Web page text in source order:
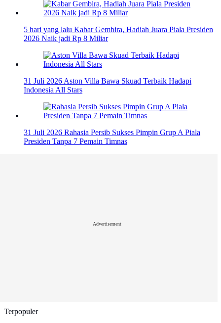
5 hari yang lalu Kabar Gembira, Hadiah Juara Piala Presiden
2026 Naik jadi Rp 8 Miliar
31 Juli 2026 Aston Villa Bawa Skuad Terbaik Hadapi
Indonesia All Stars
31 Juli 2026 Rahasia Persib Sukses Pimpin Grup A Piala
Presiden Tanpa 7 Pemain Timnas
Advertisement
Terpopuler